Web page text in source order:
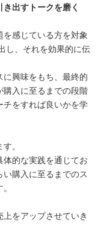
出すトークを磨く
感じている方を対象
し、それを効果的に伝
に興味をもち、最終的
購入に至るまでの段階
チをすれば良いかを学
。
的な実践を通じてお
購入に至るまでのス
をアップさせていき